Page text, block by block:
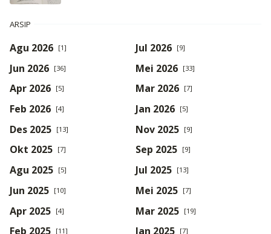
ARSIP
Agu 2026 [1] Jul 2026 [9]
Jun 2026 [36] Mei 2026 [33]
Apr 2026 [5] Mar 2026 [7]
Feb 2026 [4] Jan 2026 [5]
Des 2025 [13] Nov 2025 [9]
Okt 2025 [7] Sep 2025 [9]
Agu 2025 [5] Jul 2025 [13]
Jun 2025 [10] Mei 2025 [7]
Apr 2025 [4] Mar 2025 [19]
Feb 2025 [11] Jan 2025 [7]